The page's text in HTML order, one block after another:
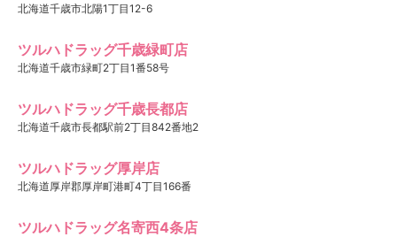
北海道千歳市北陽1丁目12-6
ツルハドラッグ千歳緑町店
北海道千歳市緑町2丁目1番58号
ツルハドラッグ千歳長都店
北海道千歳市長都駅前2丁目842番地2
ツルハドラッグ厚岸店
北海道厚岸郡厚岸町港町4丁目166番
ツルハドラッグ名寄西4条店